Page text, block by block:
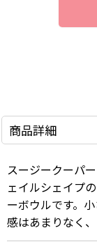
商品詳細
スージークーパ
ェイルシェイプ
ーボウルです。
感はあまりなく